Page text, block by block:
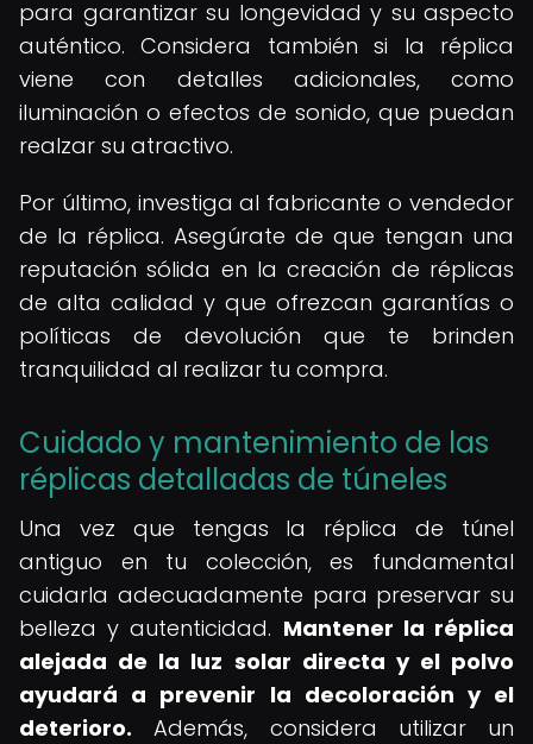
para garantizar su longevidad y su aspecto
auténtico. Considera también si la réplica
viene con detalles adicionales, como
iluminación o efectos de sonido, que puedan
realzar su atractivo.
Por último, investiga al fabricante o vendedor
de la réplica. Asegúrate de que tengan una
reputación sólida en la creación de réplicas
de alta calidad y que ofrezcan garantías o
políticas de devolución que te brinden
tranquilidad al realizar tu compra.
Cuidado y mantenimiento de las
réplicas detalladas de túneles
Una vez que tengas la réplica de túnel
antiguo en tu colección, es fundamental
cuidarla adecuadamente para preservar su
belleza y autenticidad. Mantener la réplica
alejada de la luz solar directa y el polvo
ayudará a prevenir la decoloración y el
deterioro. Además, considera utilizar un